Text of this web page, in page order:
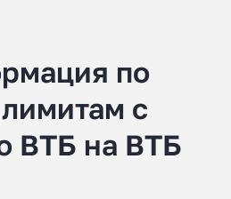
по
с
ВТБ на ВТБ